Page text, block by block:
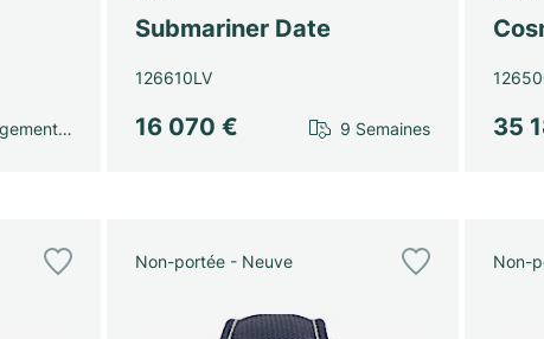
Submariner Date
126610LV
16 070 € 9 Semaines 35
Non-portée - Neuve Non-